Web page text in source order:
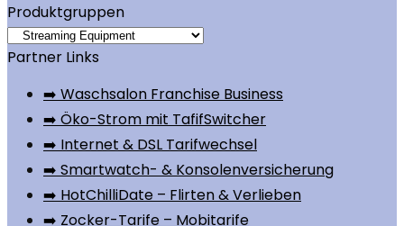
Produktgruppen
Partner Links
➡️ Waschsalon Franchise Business
➡️ Öko-Strom mit TafifSwitcher
➡️ Internet & DSL Tarifwechsel
➡️ Smartwatch- & Konsolenversicherung
➡️ HotChilliDate – Flirten & Verlieben
➡️ Zocker-Tarife – Mobitarife